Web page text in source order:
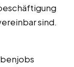
sind.